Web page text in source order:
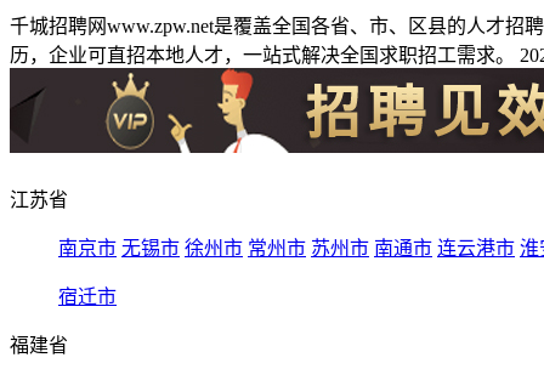
千城招聘网www.zpw.net是覆盖全国各省、市、区县的人才
历，企业可直招本地人才，一站式解决全国求职招工需求。
江苏省
南京市 无锡市 徐州市 常州市 苏州市 南通市 连云港市 淮
宿迁市
福建省